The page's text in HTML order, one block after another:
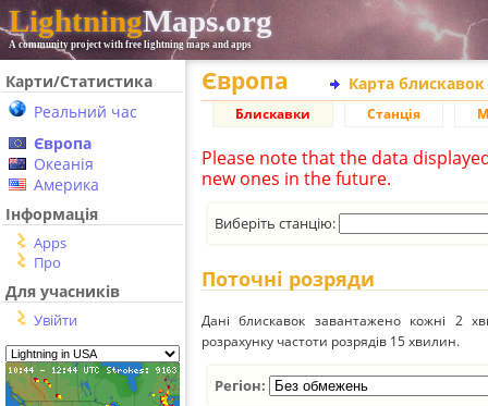
LightningMaps.org
A community project with free lightning maps and apps
Карти/Статистика
Реальний час
Європа
Океанія
Америка
Інформація
Apps
Про
Для учасників
Увійти
Європа Карта
Блискавки Станція
Please note that the data
new ones in the future.
Виберіть станцію:
Поточні розряди
Дані блискавок завантажено кожні 2
розрахунку частоти розрядів 15 хвилин.
Регіон: